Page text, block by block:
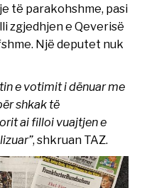
të parakohshme, pasi
zgjedhjen e Qeverisë
Një deputet nuk
e votimit i dënuar me
shkak të
ai filloi vuajtjen e
, shkruan TAZ.